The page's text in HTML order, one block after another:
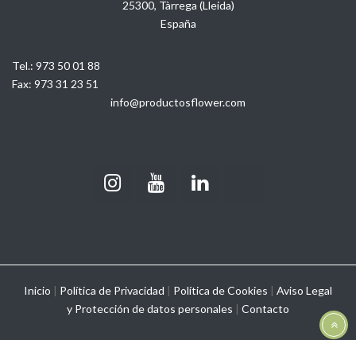
25300, Tàrrega (Lleida)
España
Tel.: 973 50 01 88
Fax: 973 31 23 51
info@productosflower.com
Inicio | Política de Privacidad | Política de Cookies | Aviso Legal
y Protección de datos personales | Contacto